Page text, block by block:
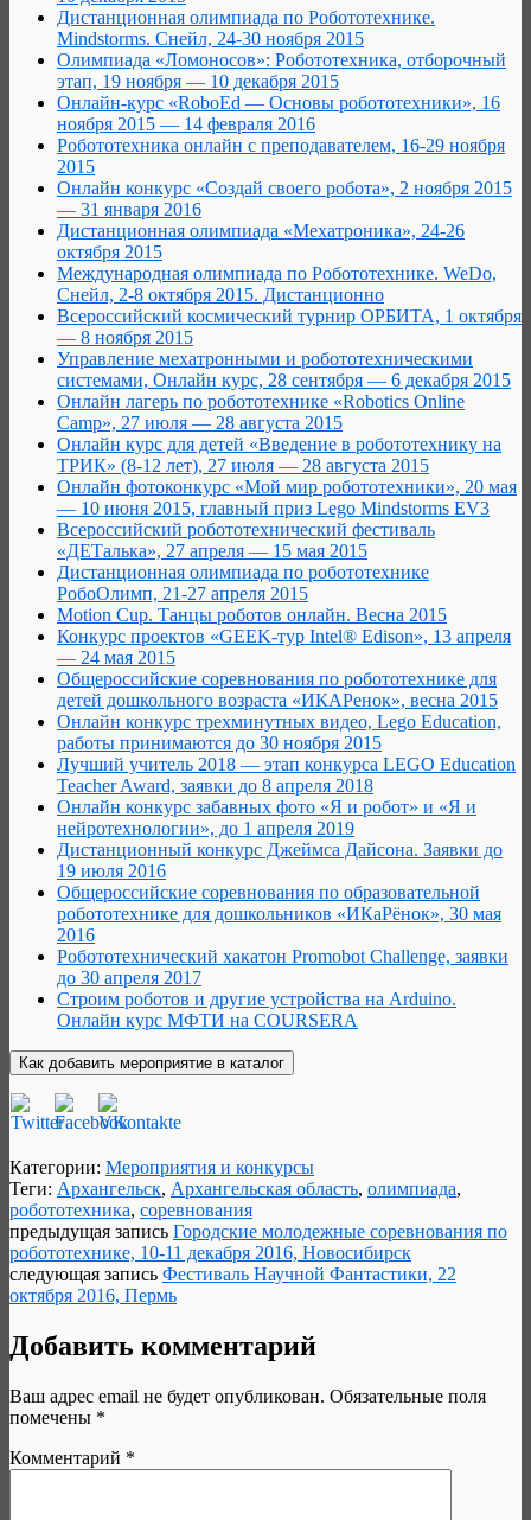
Дистанционная олимпиада по Робототехнике.
Mindstorms. Снейл, 24-30 ноября 2015
Олимпиада «Ломоносов»: Робототехника, отборочный
этап, 19 ноября — 10 декабря 2015
Онлайн-курс «RoboEd — Основы робототехники», 16
ноября 2015 — 14 февраля 2016
Робототехника онлайн с преподавателем, 16-29 ноября
2015
Онлайн конкурс «Создай своего робота», 2 ноября 2015
— 31 января 2016
Дистанционная олимпиада «Мехатроника», 24-26
октября 2015
Международная олимпиада по Робототехнике. WeDo,
Снейл, 2-8 октября 2015. Дистанционно
Всероссийский космический турнир ОРБИТА, 1 октября
— 8 ноября 2015
Управление мехатронными и робототехническими
системами, Онлайн курс, 28 сентября — 6 декабря 2015
Онлайн лагерь по робототехнике «Robotics Online
Camp», 27 июля — 28 августа 2015
Онлайн курс для детей «Введение в робототехнику на
ТРИК» (8-12 лет), 27 июля — 28 августа 2015
Онлайн фотоконкурс «Мой мир робототехники», 20 мая
— 10 июня 2015, главный приз Lego Mindstorms EV3
Всероссийский робототехнический фестиваль
«ДЕТалька», 27 апреля — 15 мая 2015
Дистанционная олимпиада по робототехнике
РобоОлимп, 21-27 апреля 2015
Motion Cup. Танцы роботов онлайн. Весна 2015
Конкурс проектов «GEEK-тур Intel® Edison», 13 апреля
— 24 мая 2015
Общероссийские соревнования по робототехнике для
детей дошкольного возраста «ИКАРенок», весна 2015
Онлайн конкурс трехминутных видео, Lego Education,
работы принимаются до 30 ноября 2015
Лучший учитель 2018 — этап конкурса LEGO Education
Teacher Award, заявки до 8 апреля 2018
Онлайн конкурс забавных фото «Я и робот» и «Я и
нейротехнологии», до 1 апреля 2019
Дистанционный конкурс Джеймса Дайсона. Заявки до
19 июля 2016
Общероссийские соревнования по образовательной
робототехнике для дошкольников «ИКаРёнок», 30 мая
2016
Робототехнический хакатон Promobot Сhallenge, заявки
до 30 апреля 2017
Строим роботов и другие устройства на Arduino.
Онлайн курс МФТИ на COURSERA
Категории: Мероприятия и конкурсы
Теги: Архангельск, Архангельская область, олимпиада,
робототехника, соревнования
предыдущая запись Городские молодежные соревнования по
робототехнике, 10-11 декабря 2016, Новосибирск
следующая запись Фестиваль Научной Фантастики, 22
октября 2016, Пермь
Добавить комментарий
Ваш адрес email не будет опубликован. Обязательные поля
помечены *
Комментарий *